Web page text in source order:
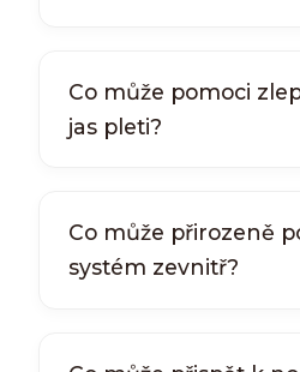
Co může pomoci
jas pleti?
Co může přirozeně
systém zevnitř?